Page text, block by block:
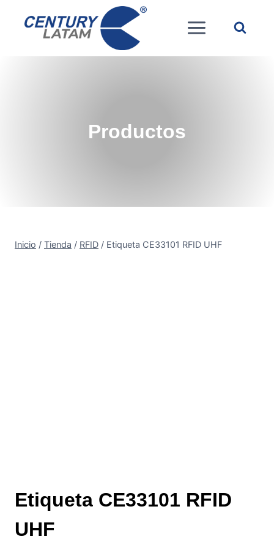
contenido
Productos
Inicio / Tienda / RFID / Etiqueta CE33101 RFID UHF
Etiqueta CE33101 RFID
UHF